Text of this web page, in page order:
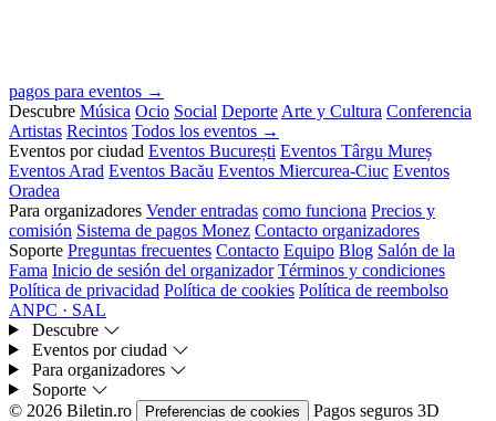
pagos para eventos →
Descubre Música Ocio Social Deporte Arte y Cultura Conferencia
Artistas Recintos Todos los eventos →
Eventos por ciudad Eventos București Eventos Târgu Mureș
Eventos Arad Eventos Bacău Eventos Miercurea-Ciuc Eventos
Oradea
Para organizadores Vender entradas como funciona Precios y
comisión Sistema de pagos Monez Contacto organizadores
Soporte Preguntas frecuentes Contacto Equipo Blog Salón de la
Fama Inicio de sesión del organizador Términos y condiciones
Política de privacidad Política de cookies Política de reembolso
ANPC · SAL
Descubre
Eventos por ciudad
Para organizadores
Soporte
© 2026 Biletin.ro
Preferencias de cookies Pagos seguros 3D